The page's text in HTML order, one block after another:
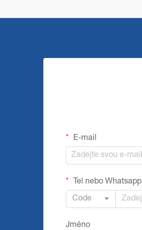
E-mail
Tel nebo Whatsapp
Code
Jméno